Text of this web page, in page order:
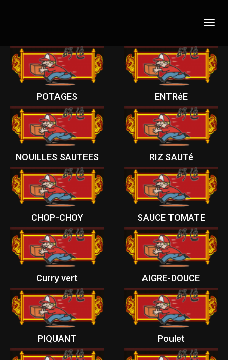
POTAGES ENTRéE
NOUILLES SAUTEES RIZ SAUTé
CHOP-CHOY SAUCE TOMATE
Curry vert AIGRE-DOUCE
PIQUANT Poulet